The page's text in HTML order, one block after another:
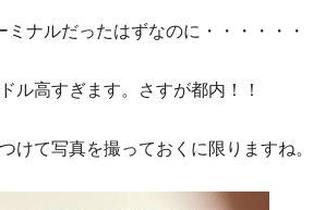
ナルだったはずなのに・・・・・・
ル高すぎます。さすが都内！！
けて写真を撮っておくに限りますね。